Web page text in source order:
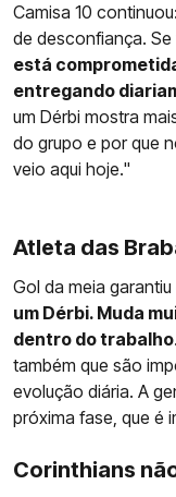
Camisa 10
de desconfiança.
está
entregando
um Dérbi mostra
do grupo e por que
veio aqui hoje."
Atleta das
Gol da meia
um Dérbi. Muda
dentro do trabalho
também que são
evolução diária. A
próxima fase, que é
Corinthians